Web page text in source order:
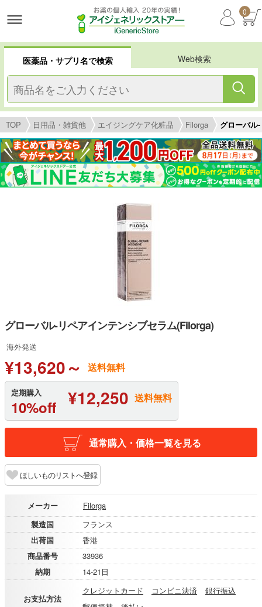
0
医薬品・サプリ名で検索 Web検索
TOP 日用品・雑貨他 エイジングケア化粧品 Filorga グローバル
グローバル-リペアインテンシブセラム(Filorga)
海外発送
¥13,620～ 送料無料
定期購入
10%off ¥12,250 送料無料
通常購入・価格一覧を見る
ほしいものリストへ登録
メーカー
Filorga
製造国
フランス
出荷国
香港
商品番号
33936
納期
14-21日
お支払方法
クレジットカード コンビニ決済
銀行振込